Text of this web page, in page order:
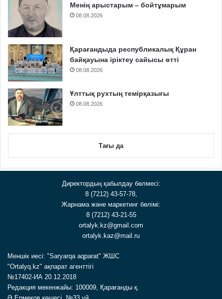
Менің арыстарым – бойтұмарым
08.08.2026
Қарағандыда республикалық Құран
байқауына іріктеу сайысы өтті
08.08.2026
Ұлттық рухтың темірқазығы
08.08.2026
Тағы да
Директордың қабылдау бөлмесі:
8 (7212) 43-57-78,
Жарнама және маркетинг бөлімі:
8 (7212) 43-21-55
ortalyk.kz@gmail.com
ortalyk.kaz@mail.ru
Меншік иесі: "Saryarqa aqparat" ЖШС
"Ortalyq.kz" ақпарат агенттігі
№17402-ИА 20.12.2018
Редакция мекенжайы: 100009, Қарағанды қ.